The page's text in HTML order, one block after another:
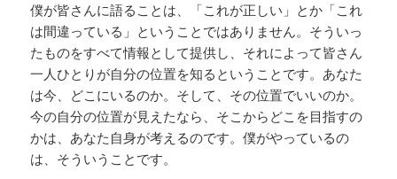
僕が皆さんに語ることは、「これが正しい」とか「これ
は間違っている」ということではありません。そういっ
たものをすべて情報として提供し、それによって皆さん
一人ひとりが自分の位置を知るということです。あなた
は今、どこにいるのか。そして、その位置でいいのか。
今の自分の位置が見えたなら、そこからどこを目指すの
かは、あなた自身が考えるのです。僕がやっているの
は、そういうことです。